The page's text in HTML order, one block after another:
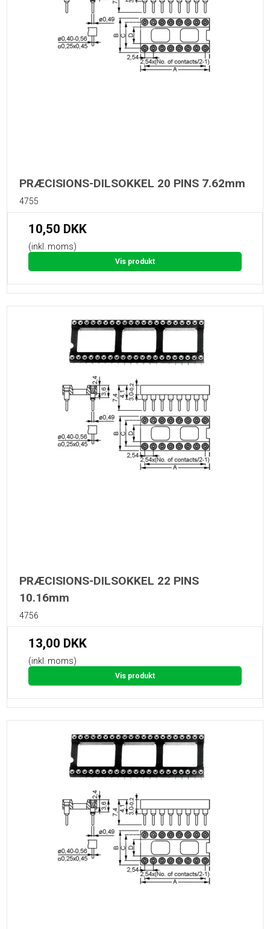
PRÆCISIONS-DILSOKKEL 20 PINS 7.62mm
4755
10,50 DKK
(inkl. moms)
Vis produkt
PRÆCISIONS-DILSOKKEL 22 PINS
10.16mm
4756
13,00 DKK
(inkl. moms)
Vis produkt